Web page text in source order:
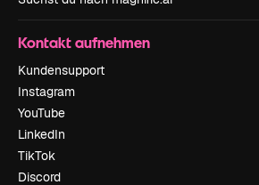
Kontakt aufnehmen
Kundensupport
Instagram
YouTube
LinkedIn
TikTok
Discord